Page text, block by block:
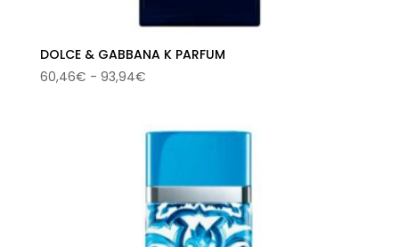
DOLCE & GABBANA K PARFUM
60,46€ - 93,94€Rango
desde
93,94€